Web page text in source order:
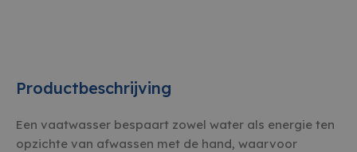
Productbeschrijving
Een vaatwasser bespaart zowel water als energie ten
opzichte van afwassen met de hand, waarvoor